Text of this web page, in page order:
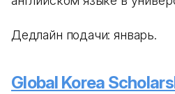
Дедлайн подачи: январь.
Global Korea